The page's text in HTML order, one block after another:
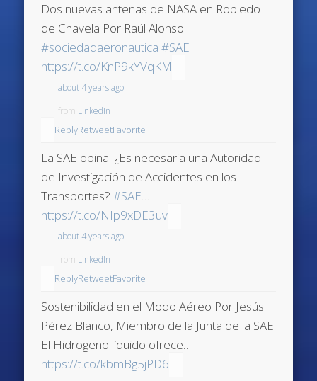
Dos nuevas antenas de NASA en Robledo
de Chavela Por Raúl Alonso
#sociedadaeronautica #SAE
https://t.co/KnP9kYVqKM
about 4 years ago
from LinkedIn
ReplyRetweetFavorite
La SAE opina: ¿Es necesaria una Autoridad
de Investigación de Accidentes en los
Transportes?#SAE…
https://t.co/NIp9xDE3uv
about 4 years ago
from LinkedIn
ReplyRetweetFavorite
Sostenibilidad en el Modo Aéreo Por Jesús
Pérez Blanco, Miembro de la Junta de la SAE
El Hidrogeno líquido ofrece…
https://t.co/kbmBg5jPD6